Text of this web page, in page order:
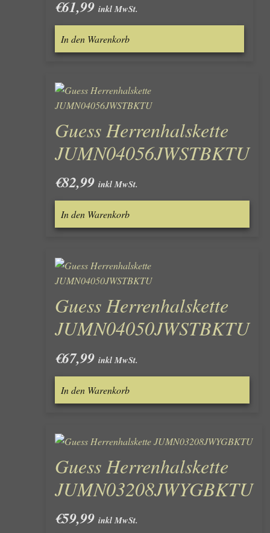
€61,99 inkl MwSt.
In den Warenkorb
Guess Herrenhalskette
JUMN04056JWSTBKTU
€82,99 inkl MwSt.
In den Warenkorb
Guess Herrenhalskette
JUMN04050JWSTBKTU
€67,99 inkl MwSt.
In den Warenkorb
Guess Herrenhalskette
JUMN03208JWYGBKTU
€59,99 inkl MwSt.